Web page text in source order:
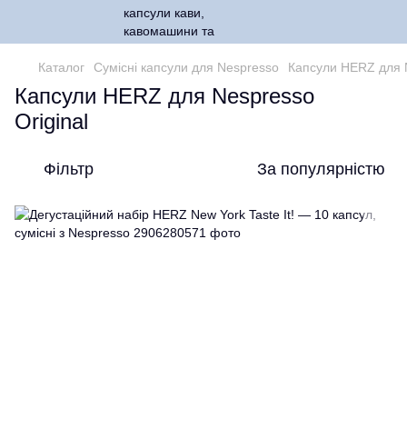
Каталог Сумісні капсули для Nespresso Капсули HERZ для
Капсули HERZ для Nespresso
Original
Фільтр За популярністю